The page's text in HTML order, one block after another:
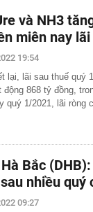
và NH3
miên nay
19:54
lại, lãi sau thuế quý
động 868 tỷ đồng,
quý 1/2021, lãi ròng
Bắc
nhiều quý
09:27